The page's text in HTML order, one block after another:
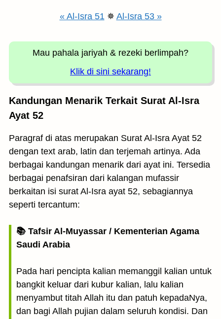
« Al-Isra 51✵ Al-Isra 53 »
Mau pahala jariyah & rezeki berlimpah?
Klik di sini sekarang!
Kandungan Menarik Terkait Surat Al-Isra
Ayat 52
Paragraf di atas merupakan Surat Al-Isra Ayat 52
dengan text arab, latin dan terjemah artinya. Ada
berbagai kandungan menarik dari ayat ini. Tersedia
berbagai penafsiran dari kalangan mufassir
berkaitan isi surat Al-Isra ayat 52, sebagiannya
seperti tercantum:
📚 Tafsir Al-Muyassar / Kementerian Agama
Saudi Arabia
Pada hari pencipta kalian memanggil kalian untuk
bangkit keluar dari kubur kalian, lalu kalian
menyambut titah Allah itu dan patuh kepadaNya,
dan bagi Allah pujian dalam seluruh kondisi. Dan